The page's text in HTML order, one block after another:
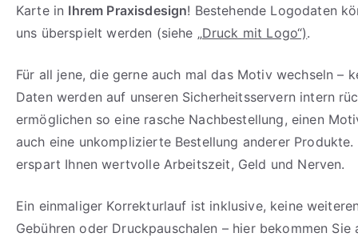
Karte in Ihrem Praxisdesign! Bestehende Logodaten
uns überspielt werden (siehe „Druck mit Logo“).
Für all jene, die gerne auch mal das Motiv wechseln –
Daten werden auf unseren Sicherheitsservern intern
ermöglichen so eine rasche Nachbestellung, einen
auch eine unkomplizierte Bestellung anderer Produkte.
erspart Ihnen wertvolle Arbeitszeit, Geld und Nerven.
Ein einmaliger Korrekturlauf ist inklusive, keine
Gebühren oder Druckpauschalen – hier bekommen Sie